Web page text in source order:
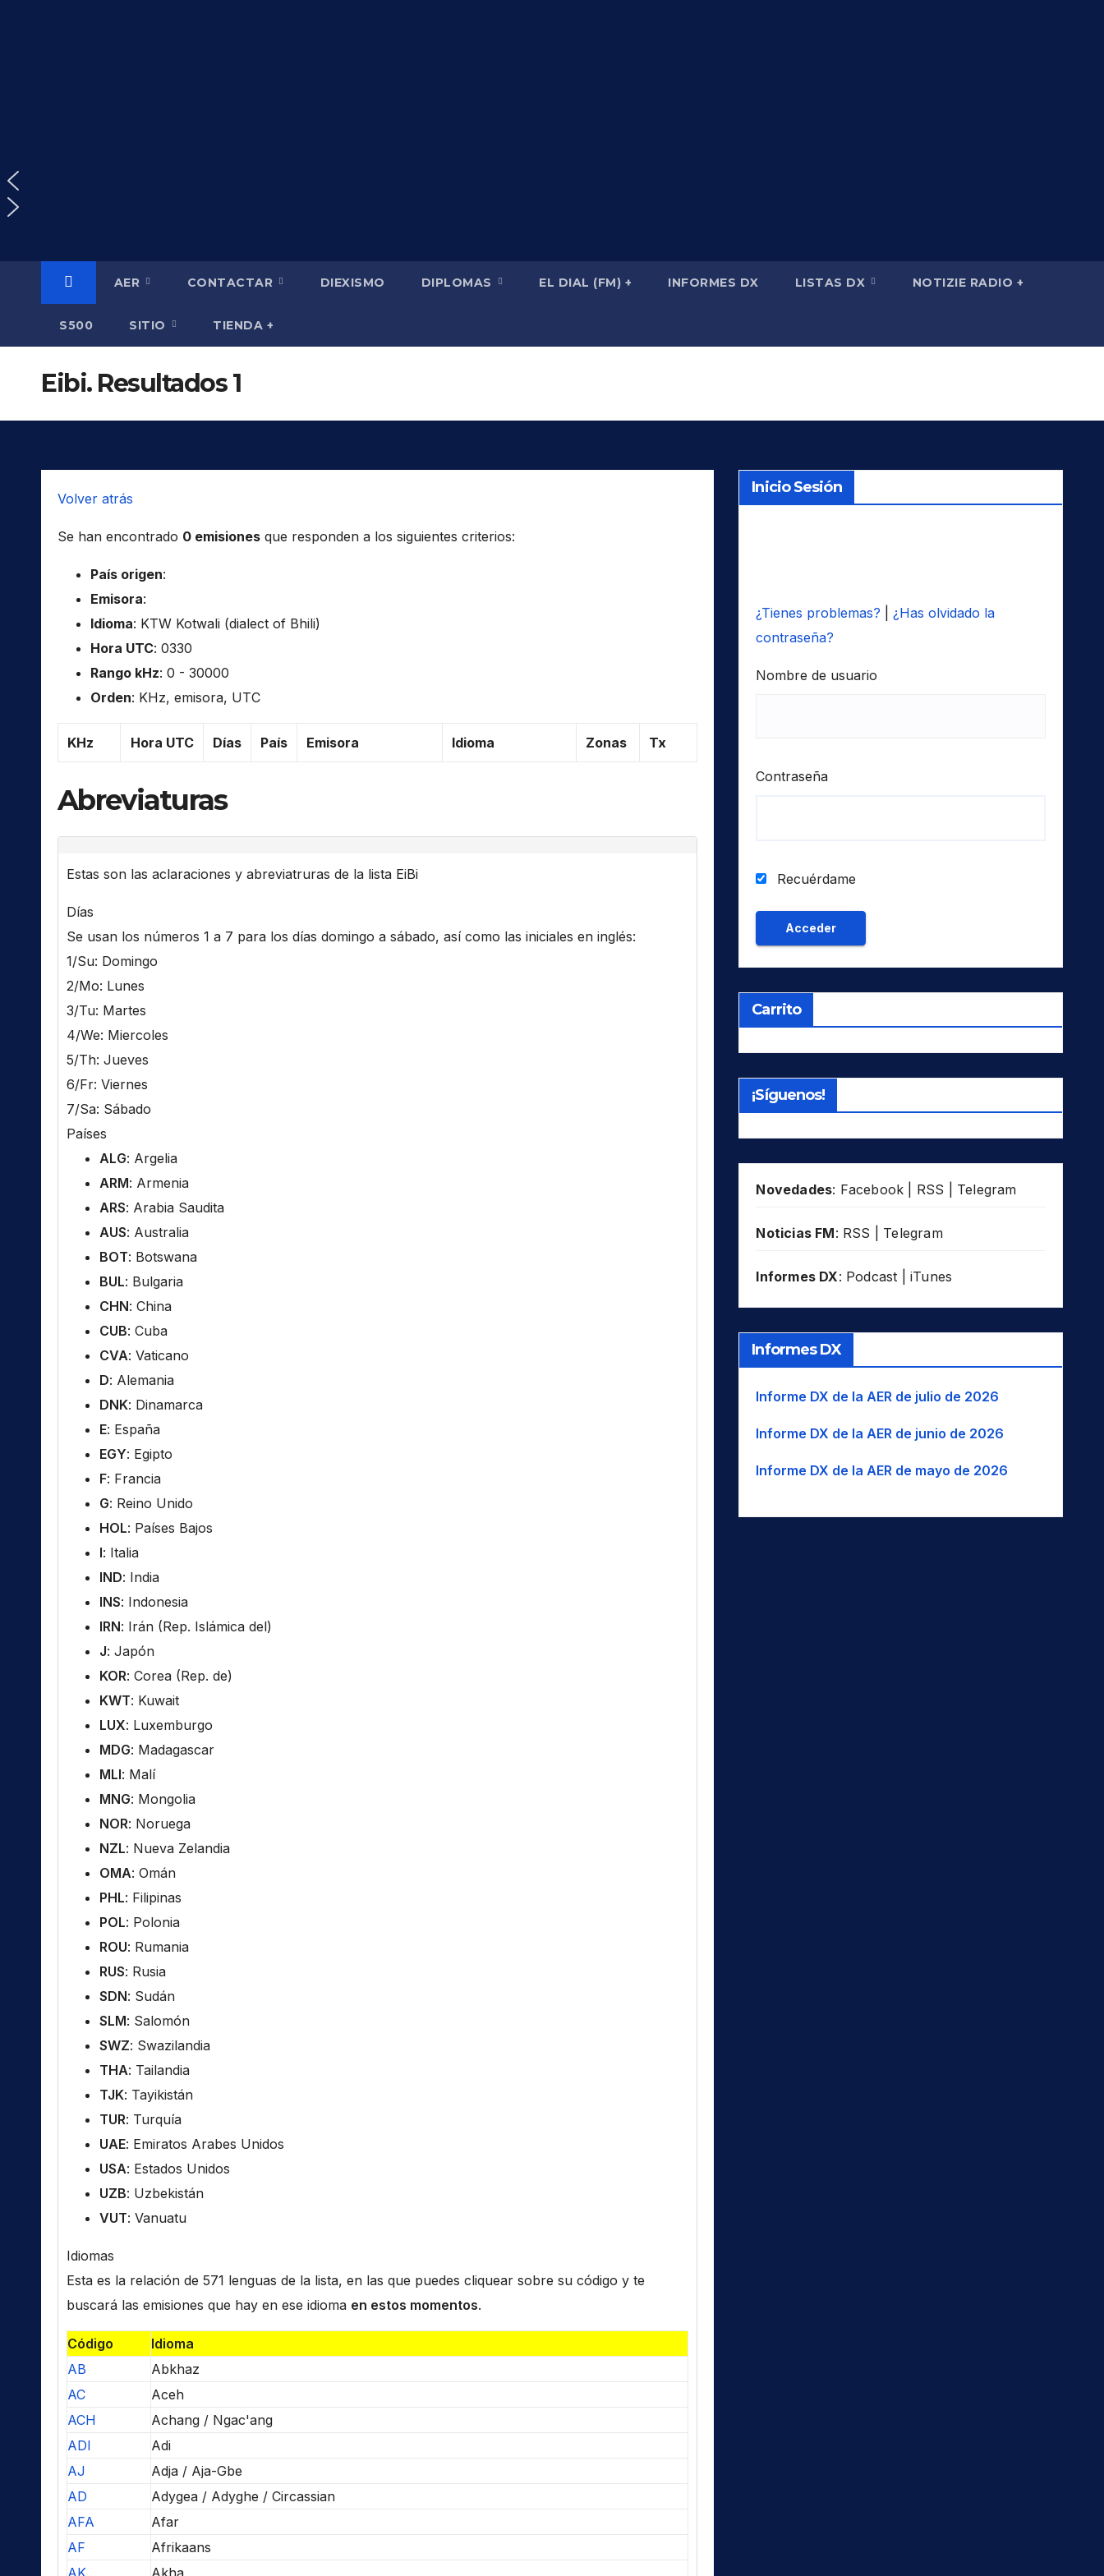
AER CONTACTAR DIEXISMO DIPLOMAS EL DIAL (FM) + INFORMES DX LISTAS DX NOTIZIE RADIO +
S500 SITIO TIENDA +
Eibi. Resultados 1
Volver atrás
Se han encontrado 0 emisiones que responden a los siguientes criterios:
País origen:
Emisora:
Idioma: KTW Kotwali (dialect of Bhili)
Hora UTC: 0330
Rango kHz: 0 - 30000
Orden: KHz, emisora, UTC
KHz Hora UTC Días País Emisora Idioma Zonas Tx
Abreviaturas
Estas son las aclaraciones y abreviatruras de la lista EiBi
Días
Se usan los números 1 a 7 para los días domingo a sábado, así como las iniciales en inglés:
1/Su: Domingo
2/Mo: Lunes
3/Tu: Martes
4/We: Miercoles
5/Th: Jueves
6/Fr: Viernes
7/Sa: Sábado
Países
ALG: Argelia
ARM: Armenia
ARS: Arabia Saudita
AUS: Australia
BOT: Botswana
BUL: Bulgaria
CHN: China
CUB: Cuba
CVA: Vaticano
D: Alemania
DNK: Dinamarca
E: España
EGY: Egipto
F: Francia
G: Reino Unido
HOL: Países Bajos
I: Italia
IND: India
INS: Indonesia
IRN: Irán (Rep. Islámica del)
J: Japón
KOR: Corea (Rep. de)
KWT: Kuwait
LUX: Luxemburgo
MDG: Madagascar
MLI: Malí
MNG: Mongolia
NOR: Noruega
NZL: Nueva Zelandia
OMA: Omán
PHL: Filipinas
POL: Polonia
ROU: Rumania
RUS: Rusia
SDN: Sudán
SLM: Salomón
SWZ: Swazilandia
THA: Tailandia
TJK: Tayikistán
TUR: Turquía
UAE: Emiratos Arabes Unidos
USA: Estados Unidos
UZB: Uzbekistán
VUT: Vanuatu
Idiomas
Esta es la relación de 571 lenguas de la lista, en las que puedes cliquear sobre su código y te
buscará las emisiones que hay en ese idioma en estos momentos.
Código
Idioma
AB
Abkhaz
AC
Aceh
ACH
Achang / Ngac'ang
ADI
Adi
AJ
Adja / Aja-Gbe
AD
Adygea / Adyghe / Circassian
AFA
Afar
AF
Afrikaans
Inicio Sesión
¿Tienes problemas?
¿Has olvidado la
contraseña?
Nombre de usuario
Contraseña
Recuérdame
Carrito
¡Síguenos!
Novedades: Facebook RSS Telegram
Noticias FM: RSS Telegram
Informes DX: Podcast iTunes
Informes DX
Informe DX de la AER de julio de 2026
Informe DX de la AER de junio de 2026
Informe DX de la AER de mayo de 2026